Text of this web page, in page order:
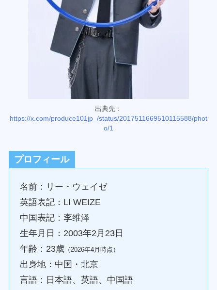
出典先：
https://x.com/produce101jp_/status/2017511669510115588/phot
o/1
プロフィール
名前：リー・ウェイゼ
英語表記：LI WEIZE
中国表記：李维泽
生年月日：2003年2月23日
年齢：23歳 （2026年4月時点）
出身地：中国・北京
言語：日本語、英語、中国語